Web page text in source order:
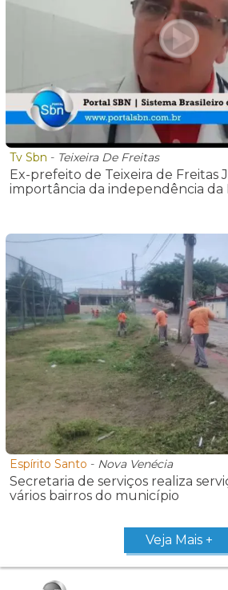
Tv Sbn - Teixeira De Freitas
Ex-prefeito de Teixeira de Freitas
importância da independência da
Espírito Santo - Nova Venécia
Secretaria de serviços realiza
vários bairros do município
Veja Mais +